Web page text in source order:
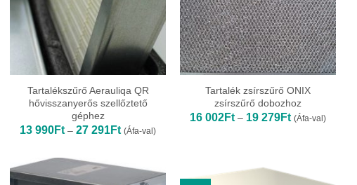
Tartalékszűrő Aerauliqa QR
hővisszanyerős szellőztető
géphez
13 990Ft – 27 291FtÁrtartomány:
13
27
291Ft
(Áfa-val)
Tartalék zsírszűrő ONIX
zsírszűrő dobozhoz
16 002Ft – 19 279FtÁrtartomány:
16
(Áfa-val)